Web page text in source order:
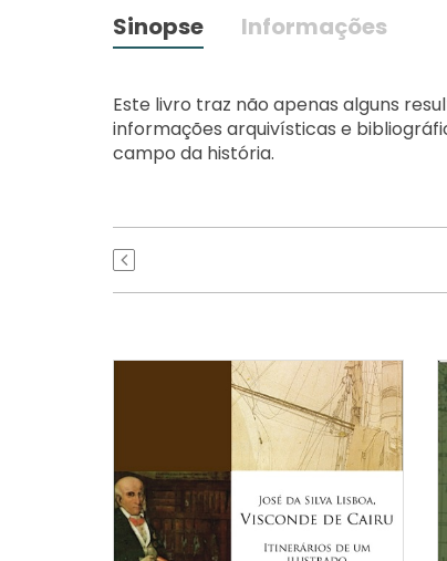
Sinopse Informações
Este livro traz não apenas alguns
informações arquivísticas e
campo da história.